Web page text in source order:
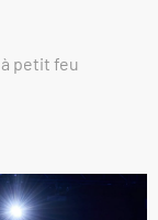
petit feu